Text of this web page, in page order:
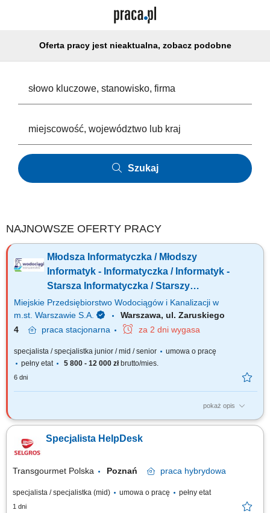
Oferta pracy jest nieaktualna, zobacz podobne
Szukaj
NAJNOWSZE OFERTY PRACY
Młodsza Informatyczka / Młodszy
Informatyk - Informatyczka / Informatyk -
Starsza Informatyczka / Starszy
Informatyk ds. Wsparcia IT w Dziale
Telekomunikacji i Infrastruktury (k/m/n)
Miejskie Przedsiębiorstwo Wodociągów i Kanalizacji w
m.st. Warszawie S.A.
Warszawa, ul. Zaruskiego
4
praca stacjonarna za 2 dni wygasa
specjalista / specjalistka junior / mid / senior
umowa o pracę
pełny etat
5 800 - 12 000 złbrutto/mies.
6 dni
pokaż opis
Jakie będą Twoje obowiązki? nadzór nad salami konferencyjnymi i
sterowania AV nadzór i podstawowa obsługa systemów nagłośnienia
monitorowanie i podstawowa diagnostyka klimatyzacji freonowej kontrola
Specjalista HelpDesk
Transgourmet Polska Poznań praca hybrydowa
specjalista / specjalistka (mid) umowa o pracę pełny etat
1 dni